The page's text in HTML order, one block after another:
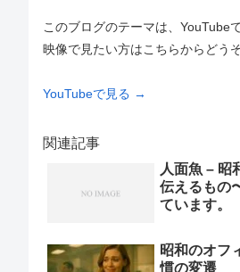
このブログのテーマは、YouTube
映像で見たい方はこちらからどうぞ
YouTubeで見る →
関連記事
人面魚 – 昭
伝えるもの
ています。
昭和のオフ
慣の変遷